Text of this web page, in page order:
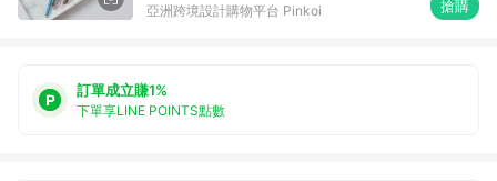
亞洲跨境設計購物平台 Pinkoi 搶購
訂單成立賺1%
下單享LINE POINTS點數